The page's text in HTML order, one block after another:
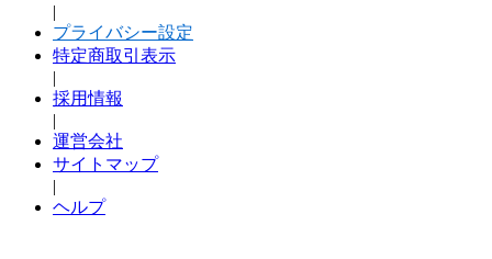
|
プライバシー設定
特定商取引表示
|
採用情報
|
運営会社
サイトマップ
|
ヘルプ